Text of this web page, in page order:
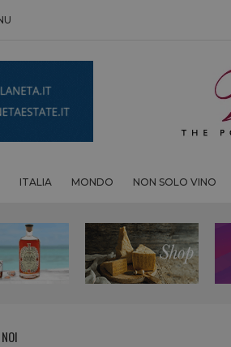
ITALIA MONDO NON SOLO VINO